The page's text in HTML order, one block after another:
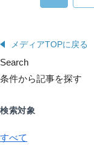
メディアTOPに戻る
Search
条件から記事を探す
検索対象
すべて